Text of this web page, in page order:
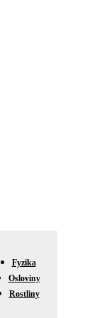
Fyzika
Osloviny
Rostliny